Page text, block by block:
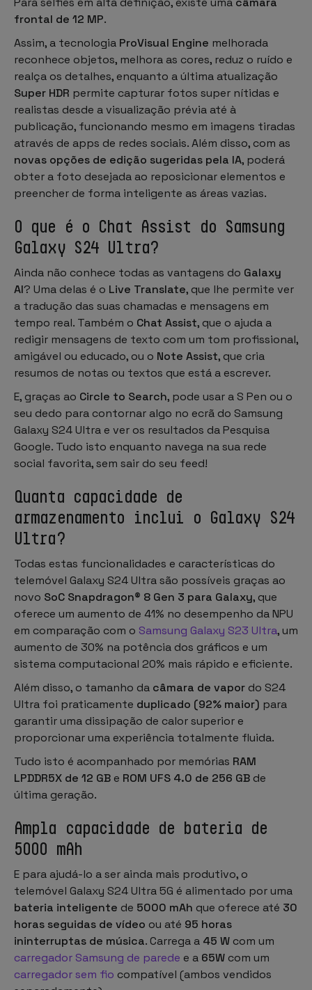
frontal de 12 MP.
Assim, a tecnologia ProVisual Engine melhorada
reconhece objetos, melhora as cores, reduz o ruído e
realça os detalhes, enquanto a última atualização
Super HDR permite capturar fotos super nítidas e
realistas desde a visualização prévia até à
publicação, funcionando mesmo em imagens tiradas
através de apps de redes sociais. Além disso, com as
novas opções de edição sugeridas pela IA, poderá
obter a foto desejada ao reposicionar elementos e
preencher de forma inteligente as áreas vazias.
O que é o Chat Assist do Samsung
Galaxy S24 Ultra?
Ainda não conhece todas as vantagens do Galaxy
AI? Uma delas é o Live Translate, que lhe permite ver
a tradução das suas chamadas e mensagens em
tempo real. Também o Chat Assist, que o ajuda a
redigir mensagens de texto com um tom profissional,
amigável ou educado, ou o Note Assist, que cria
resumos de notas ou textos que está a escrever.
E, graças ao Circle to Search, pode usar a S Pen ou o
seu dedo para contornar algo no ecrã do Samsung
Galaxy S24 Ultra e ver os resultados da Pesquisa
Google. Tudo isto enquanto navega na sua rede
social favorita, sem sair do seu feed!
Quanta capacidade de
armazenamento inclui o Galaxy S24
Ultra?
Todas estas funcionalidades e características do
telemóvel Galaxy S24 Ultra são possíveis graças ao
novo SoC Snapdragon® 8 Gen 3 para Galaxy, que
oferece um aumento de 41% no desempenho da NPU
em comparação com o Samsung Galaxy S23 Ultra, um
aumento de 30% na potência dos gráficos e um
sistema computacional 20% mais rápido e eficiente.
Além disso, o tamanho da câmara de vapor do S24
Ultra foi praticamente duplicado (92% maior) para
garantir uma dissipação de calor superior e
proporcionar uma experiência totalmente fluida.
Tudo isto é acompanhado por memórias RAM
LPDDR5X de 12 GB e ROM UFS 4.0 de 256 GB de
última geração.
Ampla capacidade de bateria de
5000 mAh
E para ajudá-lo a ser ainda mais produtivo, o
telemóvel Galaxy S24 Ultra 5G é alimentado por uma
bateria inteligente de 5000 mAh que oferece até 30
horas seguidas de vídeo ou até 95 horas
ininterruptas de música. Carrega a 45 W com um
carregador Samsung de parede e a 65W com um
carregador sem fio compatível (ambos vendidos